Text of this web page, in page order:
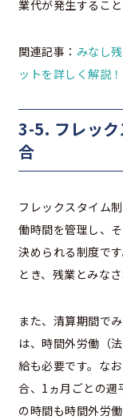
業代が発生すること
関連記事： みなし
ットを詳しく解説！
3-5. フレッ
合
フレックスタイム
働時間を管理し、
決められる制度で
とき、残業とみなさ
また、清算期間で
は、時間外労働（
給も必要です。な
合、1ヵ月ごとの週
の時間も時間外労